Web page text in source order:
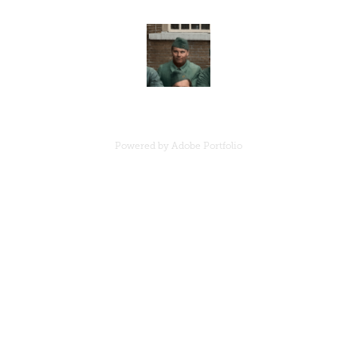
Powered by Adobe Portfolio